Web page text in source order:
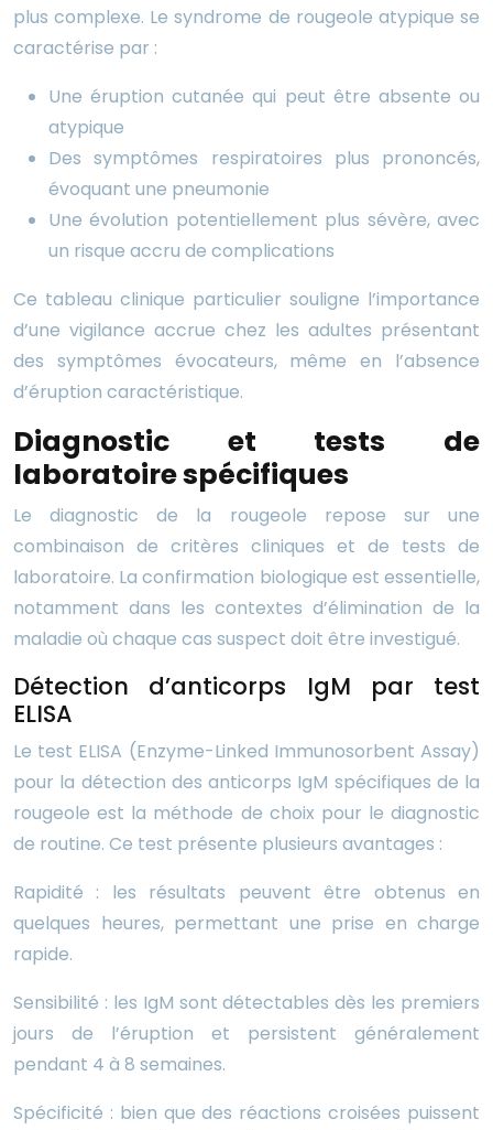
plus complexe. Le syndrome de rougeole atypique se
caractérise par :
Une éruption cutanée qui peut être absente ou
atypique
Des symptômes respiratoires plus prononcés,
évoquant une pneumonie
Une évolution potentiellement plus sévère, avec
un risque accru de complications
Ce tableau clinique particulier souligne l’importance
d’une vigilance accrue chez les adultes présentant
des symptômes évocateurs, même en l’absence
d’éruption caractéristique.
Diagnostic et tests de
laboratoire spécifiques
Le diagnostic de la rougeole repose sur une
combinaison de critères cliniques et de tests de
laboratoire. La confirmation biologique est essentielle,
notamment dans les contextes d’élimination de la
maladie où chaque cas suspect doit être investigué.
Détection d’anticorps IgM par test
ELISA
Le test ELISA (Enzyme-Linked Immunosorbent Assay)
pour la détection des anticorps IgM spécifiques de la
rougeole est la méthode de choix pour le diagnostic
de routine. Ce test présente plusieurs avantages :
Rapidité : les résultats peuvent être obtenus en
quelques heures, permettant une prise en charge
rapide.
Sensibilité : les IgM sont détectables dès les premiers
jours de l’éruption et persistent généralement
pendant 4 à 8 semaines.
Spécificité : bien que des réactions croisées puissent